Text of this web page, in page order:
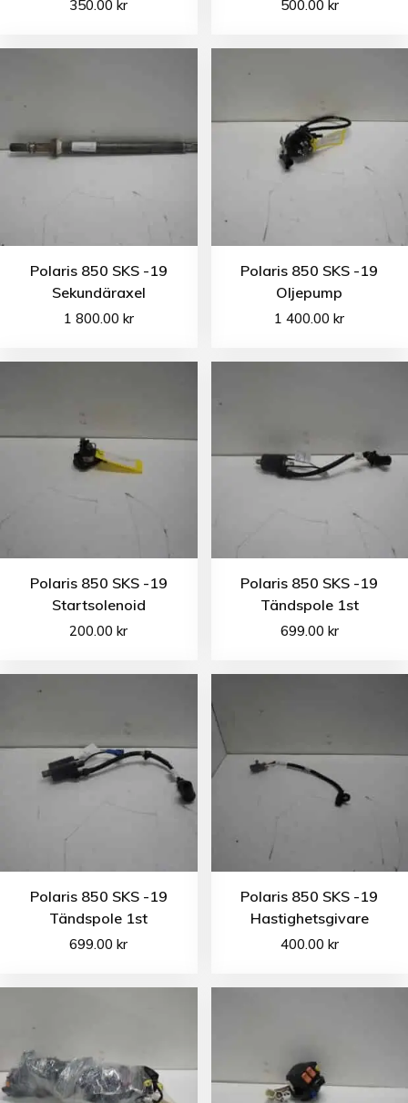
350.00kr 500.00 kr
Polaris 850 SKS -19
Sekundäraxel
1 800.00 kr
Polaris 850 SKS -19
Oljepump
1 400.00kr
Polaris 850 SKS -19
Startsolenoid
200.00kr
Polaris 850 SKS -19
Tändspole 1st
699.00 kr
Polaris 850 SKS -19
Tändspole 1st
699.00kr
Polaris 850 SKS -19
Hastighetsgivare
400.00 kr